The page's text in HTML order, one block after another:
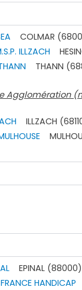
COLMAR
ILLZACH
THANN
Agglomération
ILLZACH
EPINAL (88000)
HANDICAP